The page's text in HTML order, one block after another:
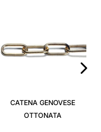
CATENA GENOVESE
OTTONATA